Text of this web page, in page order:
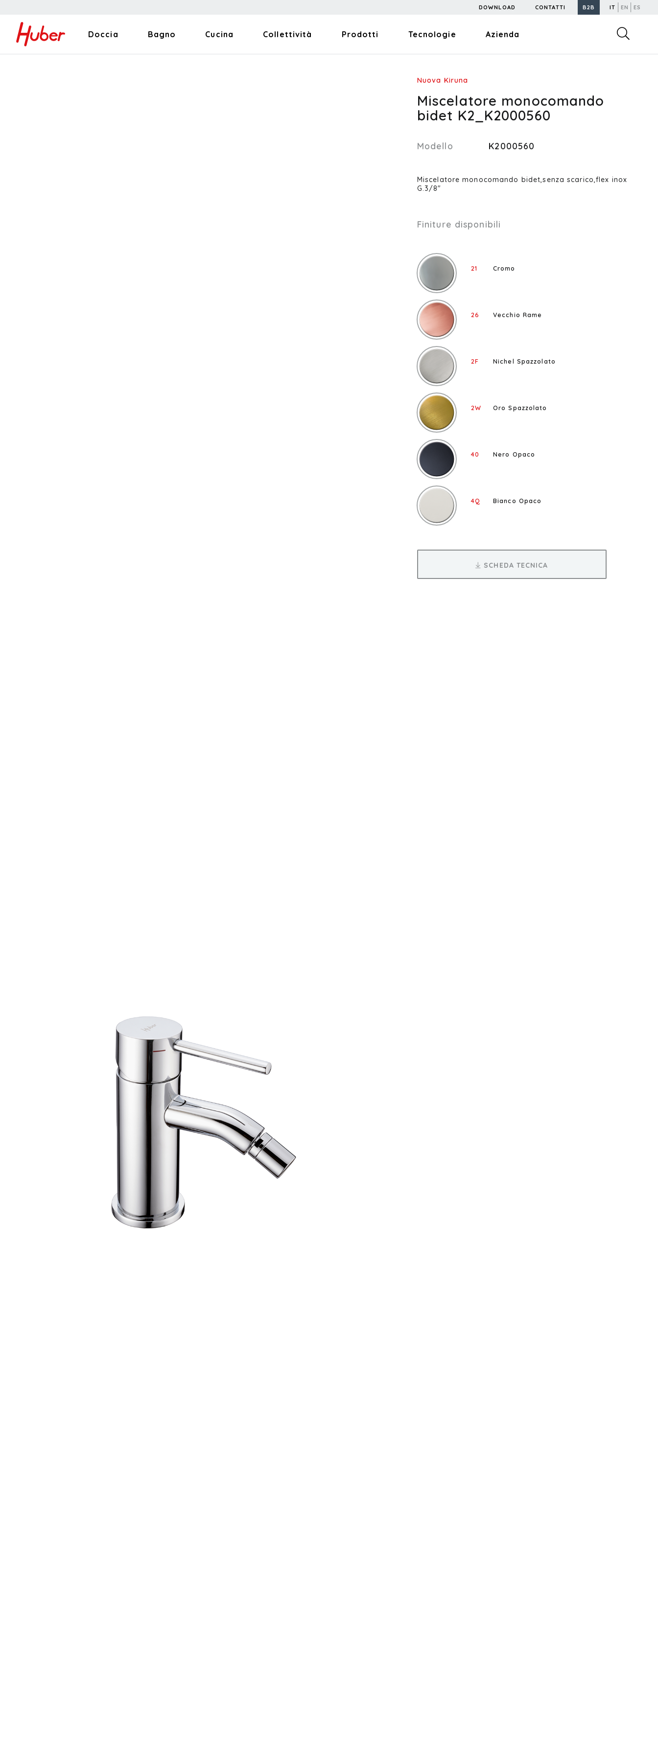
DOWNLOAD CONTATTI B2B IT EN ES
Doccia Bagno Cucina Collettività Prodotti Tecnologie Azienda
Nuova Kiruna
Miscelatore monocomando
bidet K2_K2000560
Modello K2000560
Miscelatore monocomando bidet,senza scarico,flex inox
G.3/8"
Finiture disponibili
21 Cromo
26 Vecchio Rame
2F Nichel Spazzolato
2W Oro Spazzolato
40 Nero Opaco
4Q Bianco Opaco
SCHEDA TECNICA